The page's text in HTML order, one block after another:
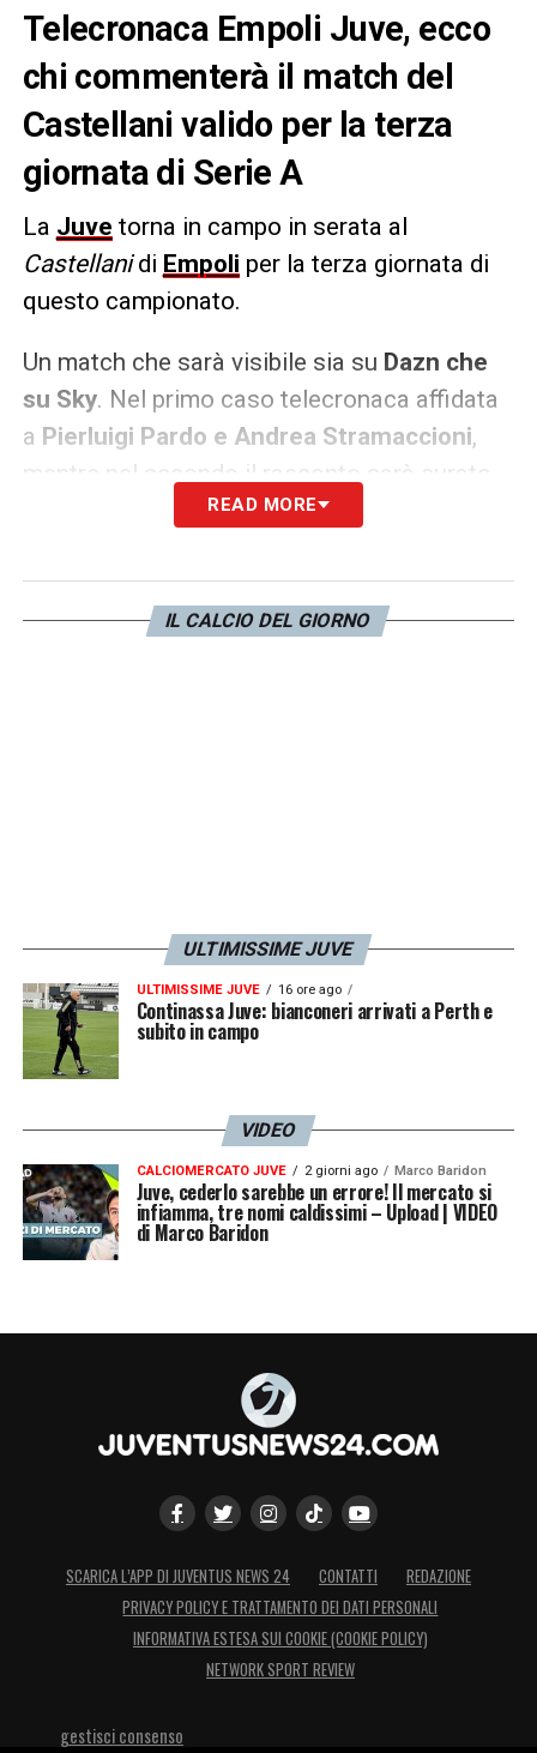
Telecronaca Empoli Juve, ecco
chi commenterà il match del
Castellani valido per la terza
giornata di Serie A
La Juve torna in campo in serata al
Castellanidi Empoli per la terza giornata di
questo campionato.
Un match che sarà visibile sia su Dazn che
su Sky. Nel primo caso telecronaca affidata
a Pierluigi Pardo e Andrea Stramaccioni,
mentre nel secondo il racconto sarà curato
Federico Zancan e Giancarlo Marocchi
LA PLAYLIST DELLE NOSTRE TOP NEWS
READ MORE
IL CALCIO DEL GIORNO
ULTIMISSIME JUVE
ULTIMISSIME JUVE 16 ore ago
Continassa Juve: bianconeri arrivati a Perth e
subito in campo
VIDEO
CALCIOMERCATO JUVE 2 giorni ago Marco Baridon
Juve, cederlo sarebbe un errore! Il mercato si
infiamma, tre nomi caldissimi – Upload | VIDEO
di Marco Baridon
SCARICA L’APP DI JUVENTUS NEWS 24 CONTATTI
REDAZIONE
PRIVACY POLICY E TRATTAMENTO DEI DATI PERSONALI
INFORMATIVA ESTESA SUI COOKIE (COOKIE POLICY)
NETWORK SPORT REVIEW
gestisci consenso